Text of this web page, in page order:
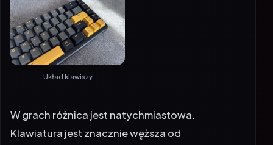
Układ klawiszy
W grach różnica jest natychmiastowa.
Klawiatura jest znacznie węższa od